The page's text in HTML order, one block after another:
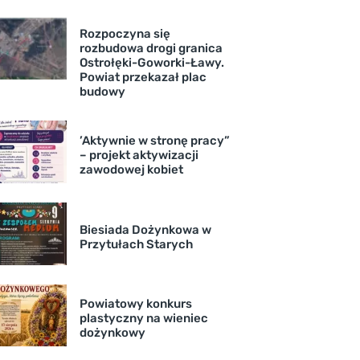
Rozpoczyna się
rozbudowa drogi granica
Ostrołęki-Goworki-Ławy.
Powiat przekazał plac
budowy
’Aktywnie w stronę pracy”
– projekt aktywizacji
zawodowej kobiet
Biesiada Dożynkowa w
Przytułach Starych
Powiatowy konkurs
plastyczny na wieniec
dożynkowy